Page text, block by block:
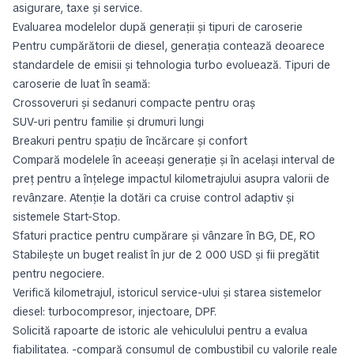
asigurare, taxe și service.
Evaluarea modelelor după generații și tipuri de caroserie
Pentru cumpărătorii de diesel, generația contează deoarece
standardele de emisii și tehnologia turbo evoluează. Tipuri de
caroserie de luat în seamă:
Crossoveruri și sedanuri compacte pentru oraș
SUV-uri pentru familie și drumuri lungi
Breakuri pentru spațiu de încărcare și confort
Compară modelele în aceeași generație și în același interval de
preț pentru a înțelege impactul kilometrajului asupra valorii de
revânzare. Atenție la dotări ca cruise control adaptiv și
sistemele Start-Stop.
Sfaturi practice pentru cumpărare și vânzare în BG, DE, RO
Stabilește un buget realist în jur de 2 000 USD și fii pregătit
pentru negociere.
Verifică kilometrajul, istoricul service-ului și starea sistemelor
diesel: turbocompresor, injectoare, DPF.
Solicită rapoarte de istoric ale vehiculului pentru a evalua
fiabilitatea. -compară consumul de combustibil cu valorile reale